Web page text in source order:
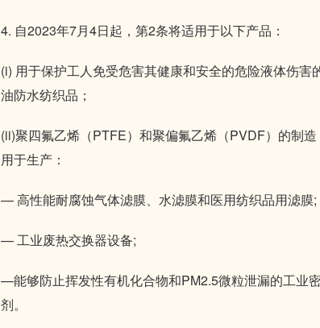
4. 自2023年7月4日起，第2条将适用于以下产品：
(i) 用于保护工人免受危害其健康和安全的危险液体伤害
油防水纺织品；
(ii)聚四氟乙烯（PTFE）和聚偏氟乙烯（PVDF）的制造
用于生产：
— 高性能耐腐蚀气体滤膜、水滤膜和医用纺织品用滤膜;
— 工业废热交换器设备;
—能够防止挥发性有机化合物和PM2.5微粒泄漏的工业
剂。